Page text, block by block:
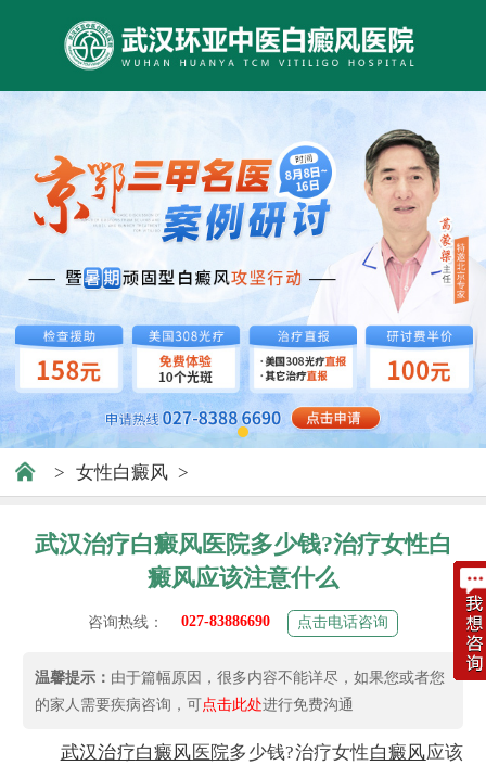
> 女性白癜风 >
武汉治疗白癜风医院多少钱?治疗女性白
癜风应该注意什么
咨询热线： 027-83886690 点击电话咨询
温馨提示： 由于篇幅原因，很多内容不能详尽，如果您或者您
的家人需要疾病咨询，可点击此处进行免费沟通
武汉治疗白癜风 医院多少钱?治疗女性白癜风应该